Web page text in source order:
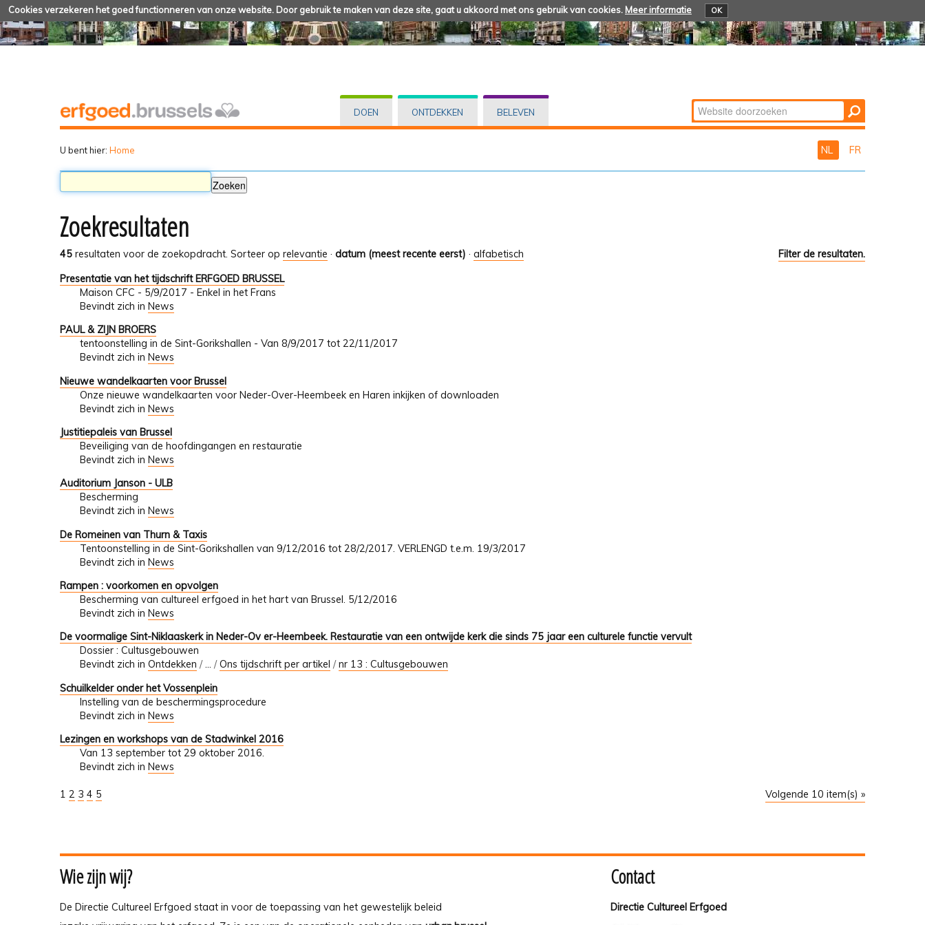
Cookies verzekeren het goed functionneren van onze website. Door gebruik te maken van deze site, gaat u akkoord met ons gebruik van cookies. Meer informatie OK
DOEN ONTDEKKEN BELEVEN Zoek
Geavanceerd
U bent hier: Home NL FR
Zoekresultaten
45 resultaten voor de zoekopdracht. Filter de resultaten.
Sorteer op relevantie · datum (meest recente eerst) · alfabetisch
Presentatie van het tijdschrift ERFGOED BRUSSEL
Maison CFC - 5/9/2017 - Enkel in het Frans
Bevindt zich in News
PAUL & ZIJN BROERS
tentoonstelling in de Sint-Gorikshallen - Van 8/9/2017 tot 22/11/2017
Bevindt zich in News
Nieuwe wandelkaarten voor Brussel
Onze nieuwe wandelkaarten voor Neder-Over-Heembeek en Haren inkijken of downloaden
Bevindt zich in News
Justitiepaleis van Brussel
Beveiliging van de hoofdingangen en restauratie
Bevindt zich in News
Auditorium Janson - ULB
Bescherming
Bevindt zich in News
De Romeinen van Thurn & Taxis
Tentoonstelling in de Sint-Gorikshallen van 9/12/2016 tot 28/2/2017. VERLENGD t.e.m. 19/3/2017
Bevindt zich in News
Rampen : voorkomen en opvolgen
Bescherming van cultureel erfgoed in het hart van Brussel. 5/12/2016
Bevindt zich in News
De voormalige Sint-Niklaaskerk in Neder-Ov er-Heembeek. Restauratie van een ontwijde kerk die sinds 75 jaar een culturele functie vervult
Dossier : Cultusgebouwen
Bevindt zich in Ontdekken /… /Ons tijdschrift per artikel /nr 13 : Cultusgebouwen
Schuilkelder onder het Vossenplein
Instelling van de beschermingsprocedure
Bevindt zich in News
Lezingen en workshops van de Stadwinkel 2016
Van 13 september tot 29 oktober 2016.
Bevindt zich in News
Volgende 10 item(s) »
1 2 3 4 5
Wie zijn wij?
De Directie Cultureel Erfgoed staat in voor de toepassing van het gewestelijk beleid
Contact
Directie Cultureel Erfgoed